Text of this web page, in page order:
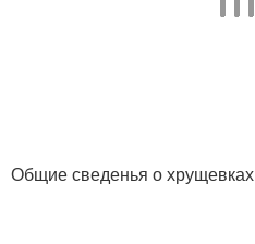
Общие сведенья о хрущевках